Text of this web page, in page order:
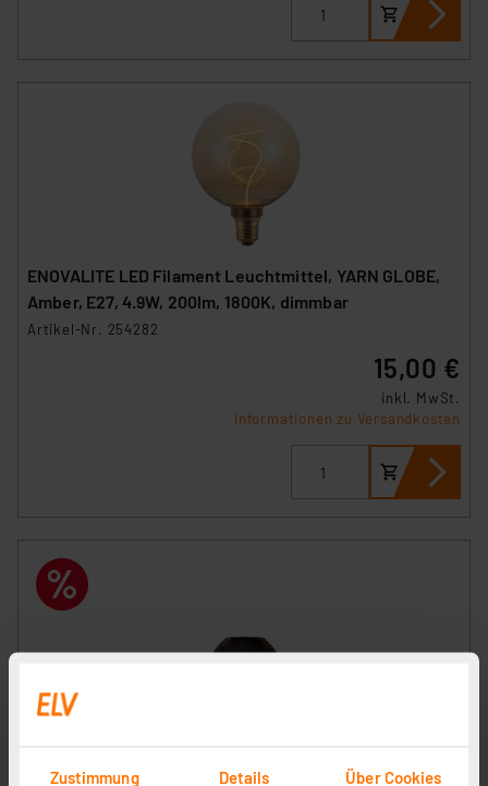
Zustimmung Details Über Cookies
ENOVALITE LED Filament Leuchtmittel, YARN GLOBE,
Amber, E27, 4.9W, 200lm, 1800K, dimmbar
Artikel-Nr. 254282
15,00 €
inkl. MwSt.
Informationen zu Versandkosten